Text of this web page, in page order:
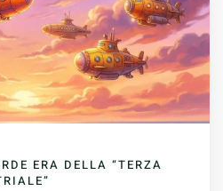
ERA DELLA “TERZA